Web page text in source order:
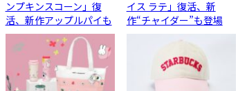
ンプキンスコーン」復
活、新作アップルパイも
イス ラテ」復活、新
作“チャイダー”も登場